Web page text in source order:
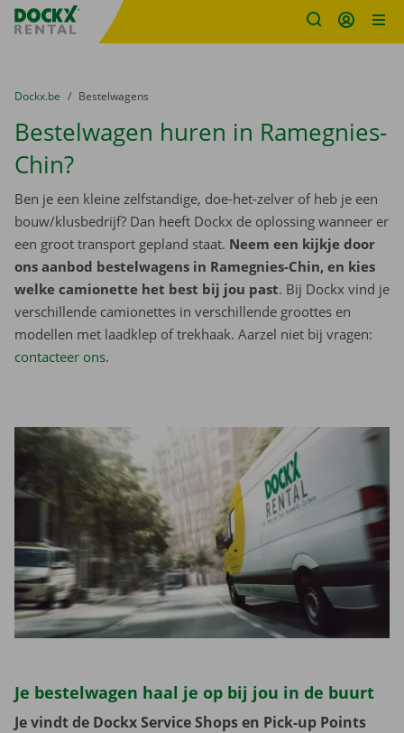
Fratello DEMO
U bevindt zich hier:
van
Dockx.be naar
Bestelwagens
Bestelwagen huren in Ramegnies-
Chin?
Ben je een kleine zelfstandige, doe-het-zelver of heb je een
bouw/klusbedrijf? Dan heeft Dockx de oplossing wanneer er
een groot transport gepland staat. Neem een kijkje door
ons aanbod bestelwagens in Ramegnies-Chin, en kies
welke camionette het best bij jou past. Bij Dockx vind je
verschillende camionettes in verschillende groottes en
modellen met laadklep of trekhaak. Aarzel niet bij vragen:
contacteer ons.
Je bestelwagen haal je op bij jou in de buurt
Je vindt de Dockx Service Shops en Pick-up Points